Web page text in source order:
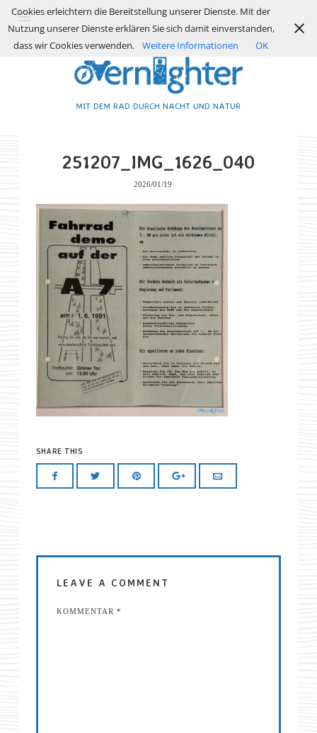
MIT DEM RAD DURCH NACHT UND NATUR
251207_IMG_1626_040
2026/01/19
SHARE THIS
LEAVE A COMMENT
KOMMENTAR *
Cookies erleichtern die Bereitstellung unserer Dienste. Mit der
Nutzung unserer Dienste erklären Sie sich damit einverstanden,
dass wir Cookies verwenden.
Weitere Informationen OK